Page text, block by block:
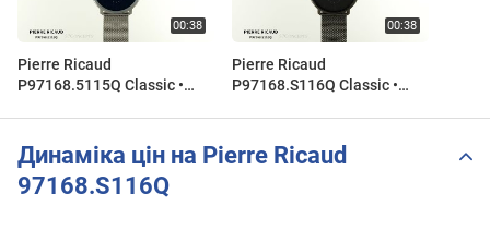
Pierre Ricaud
P97168.5115Q Classic •
Pierre Ricaud
P97168.S116Q Classic •
Динаміка цін на Pierre Ricaud
97168.S116Q